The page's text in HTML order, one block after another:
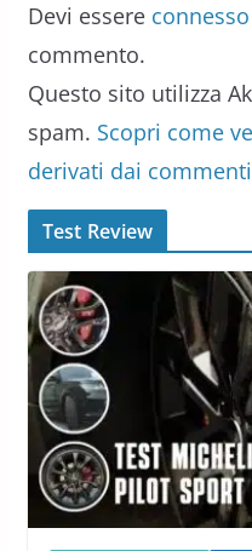
Devi essere connesso
commento.
Questo sito utilizza
spam. Scopri come
derivati dai commenti
Test Review